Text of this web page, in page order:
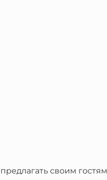
своим гостям